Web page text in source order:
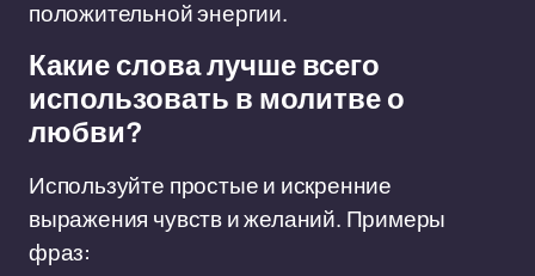
положительной энергии.
Какие слова лучше всего
использовать в молитве о
любви?
Используйте простые и искренние
выражения чувств и желаний. Примеры
фраз: